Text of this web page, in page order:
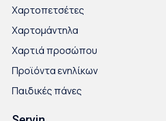
Χαρτοπετσέτες
Χαρτομάντηλα
Χαρτιά προσώπου
Προϊόντα ενηλίκων
Παιδικές πάνες